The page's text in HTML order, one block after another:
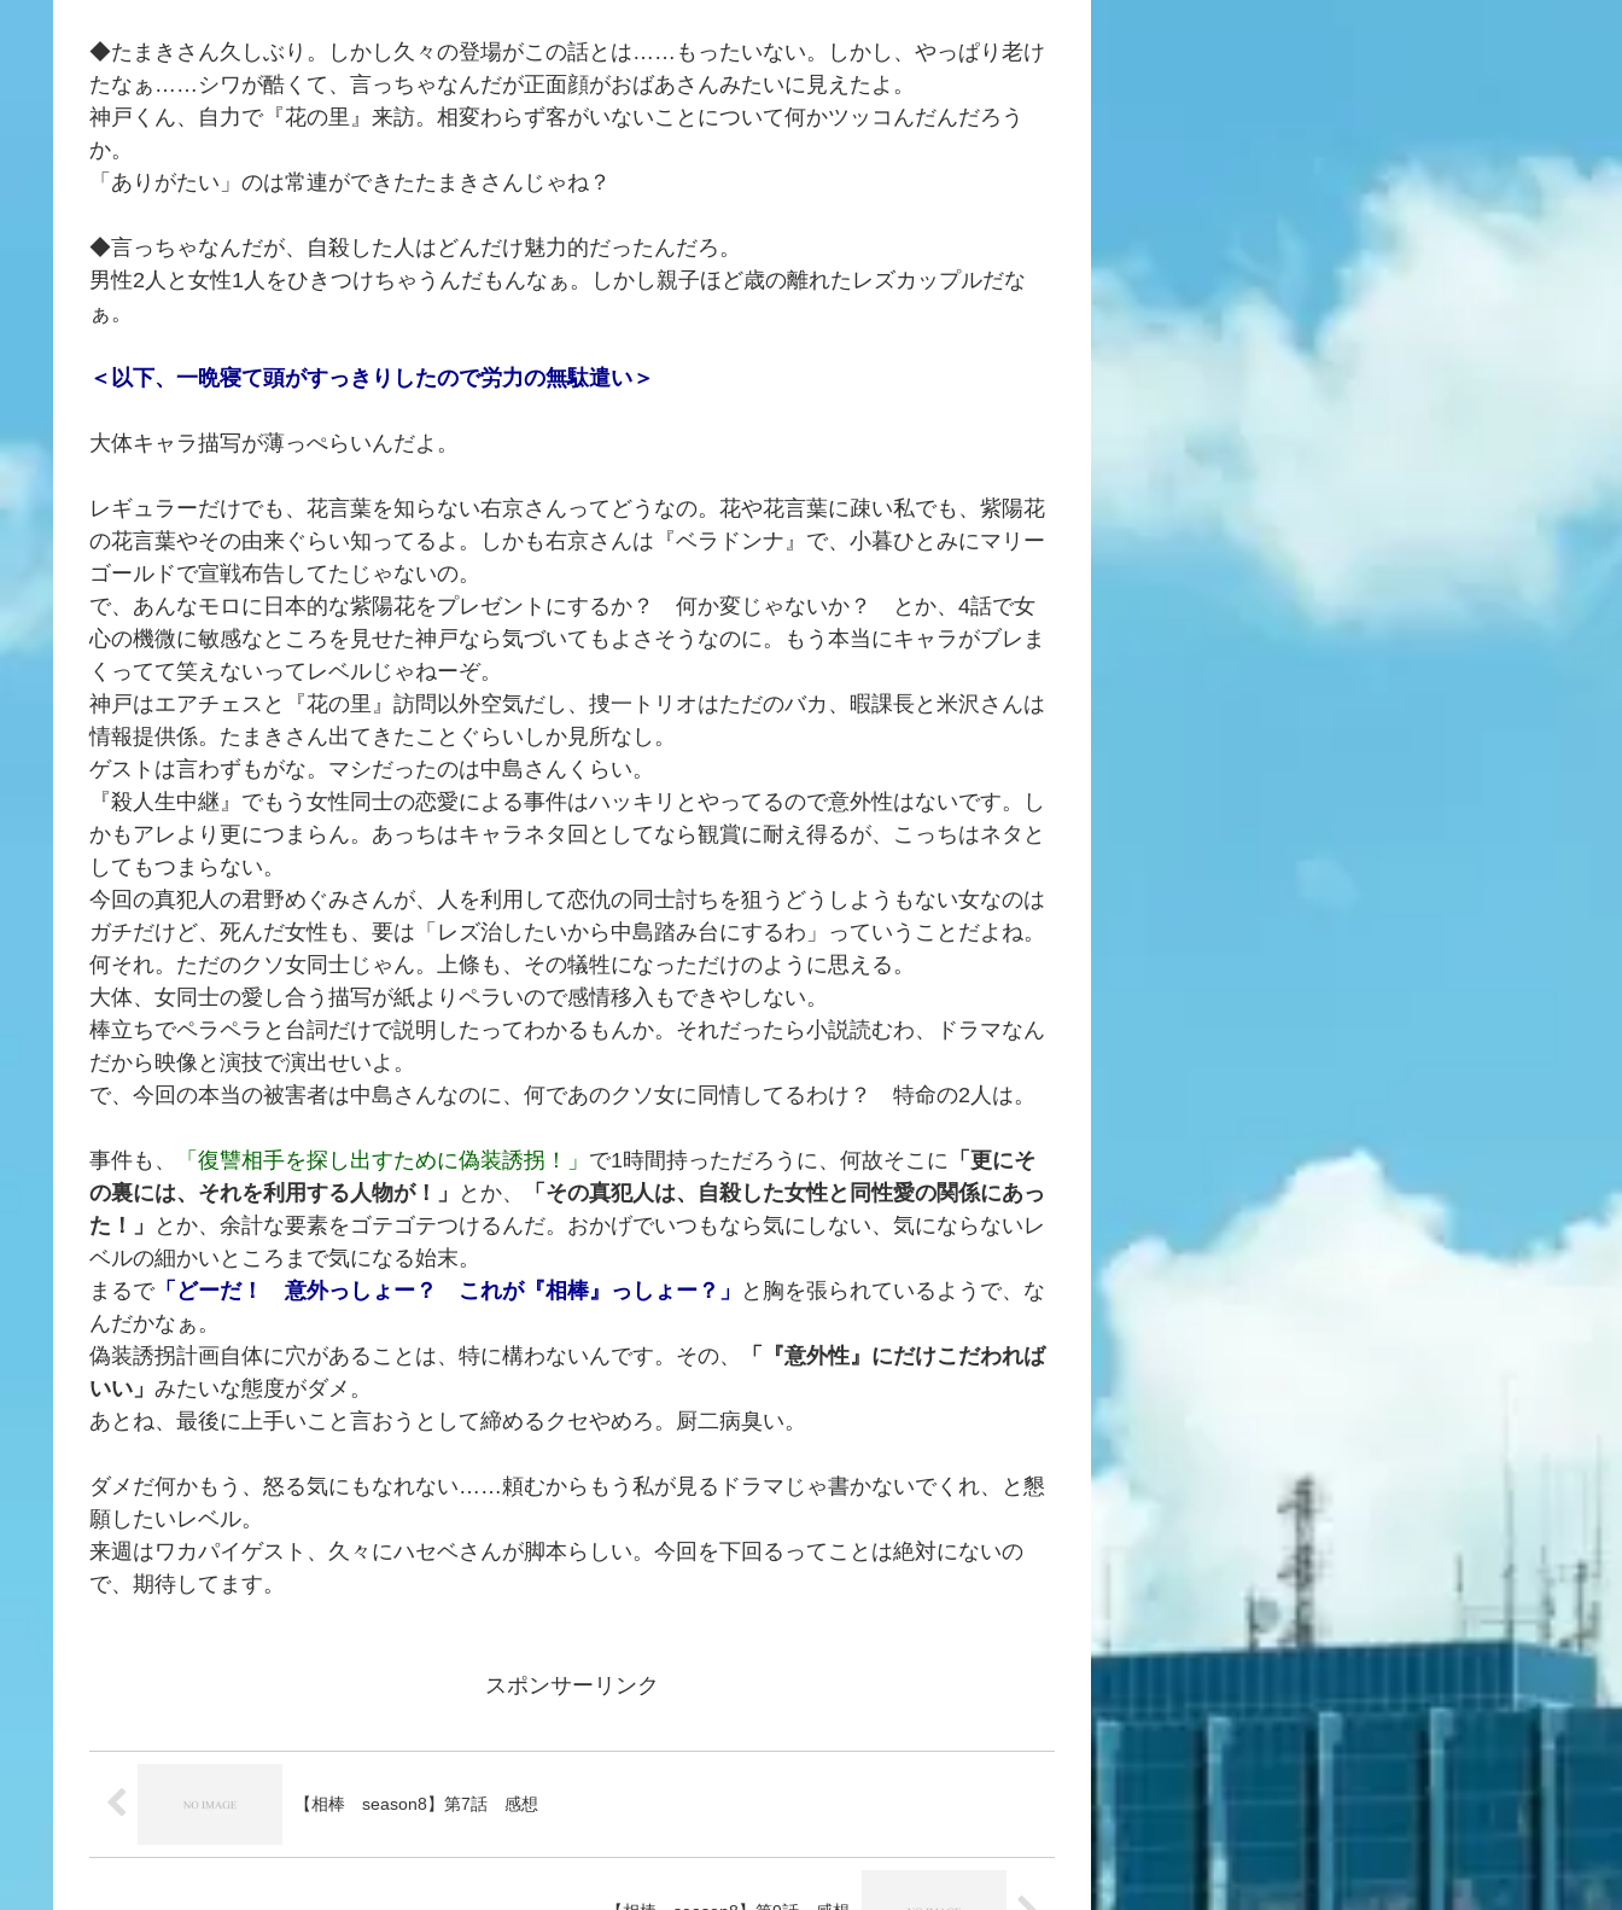
◆たまきさん久しぶり。しかし久々の登場がこの話とは……もったいない。しかし、やっぱり老け
たなぁ……シワが酷くて、言っちゃなんだが正面顔がおばあさんみたいに見えたよ。
神戸くん、自力で『花の里』来訪。相変わらず客がいないことについて何かツッコんだんだろう
か。
「ありがたい」のは常連ができたたまきさんじゃね？
◆言っちゃなんだが、自殺した人はどんだけ魅力的だったんだろ。
男性2人と女性1人をひきつけちゃうんだもんなぁ。しかし親子ほど歳の離れたレズカップルだな
ぁ。
＜以下、一晩寝て頭がすっきりしたので労力の無駄遣い＞
大体キャラ描写が薄っぺらいんだよ。
レギュラーだけでも、花言葉を知らない右京さんってどうなの。花や花言葉に疎い私でも、紫陽花
の花言葉やその由来ぐらい知ってるよ。しかも右京さんは『ベラドンナ』で、小暮ひとみにマリー
ゴールドで宣戦布告してたじゃないの。
で、あんなモロに日本的な紫陽花をプレゼントにするか？ 何か変じゃないか？ とか、4話で女
心の機微に敏感なところを見せた神戸なら気づいてもよさそうなのに。もう本当にキャラがブレま
くってて笑えないってレベルじゃねーぞ。
神戸はエアチェスと『花の里』訪問以外空気だし、捜一トリオはただのバカ、暇課長と米沢さんは
情報提供係。たまきさん出てきたことぐらいしか見所なし。
ゲストは言わずもがな。マシだったのは中島さんくらい。
『殺人生中継』でもう女性同士の恋愛による事件はハッキリとやってるので意外性はないです。し
かもアレより更につまらん。あっちはキャラネタ回としてなら観賞に耐え得るが、こっちはネタと
してもつまらない。
今回の真犯人の君野めぐみさんが、人を利用して恋仇の同士討ちを狙うどうしようもない女なのは
ガチだけど、死んだ女性も、要は「レズ治したいから中島踏み台にするわ」っていうことだよね。
何それ。ただのクソ女同士じゃん。上條も、その犠牲になっただけのように思える。
大体、女同士の愛し合う描写が紙よりペラいので感情移入もできやしない。
棒立ちでペラペラと台詞だけで説明したってわかるもんか。それだったら小説読むわ、ドラマなん
だから映像と演技で演出せいよ。
で、今回の本当の被害者は中島さんなのに、何であのクソ女に同情してるわけ？ 特命の2人は。
事件も、 「復讐相手を探し出すために偽装誘拐！」 で1時間持っただろうに、何故そこに 「更にそ
の裏には、それを利用する人物が！」
とか、
「その真犯人は、自殺した女性と同性愛の関係にあっ
た！」
とか、余計な要素をゴテゴテつけるんだ。おかげでいつもなら気にしない、気にならないレ
ベルの細かいところまで気になる始末。
まるで「どーだ！ 意外っしょー？ これが『相棒』っしょー？」
と胸を張られているようで、な
んだかなぁ。
偽装誘拐計画自体に穴があることは、特に構わないんです。その、
「『意外性』にだけこだわれば
いい」 みたいな態度がダメ。
あとね、最後に上手いこと言おうとして締めるクセやめろ。厨二病臭い。
ダメだ何かもう、怒る気にもなれない……頼むからもう私が見るドラマじゃ書かないでくれ、と懇
願したいレベル。
来週はワカパイゲスト、久々にハセベさんが脚本らしい。今回を下回るってことは絶対にないの
で、期待してます。
スポンサーリンク
【相棒 season8】第7話 感想